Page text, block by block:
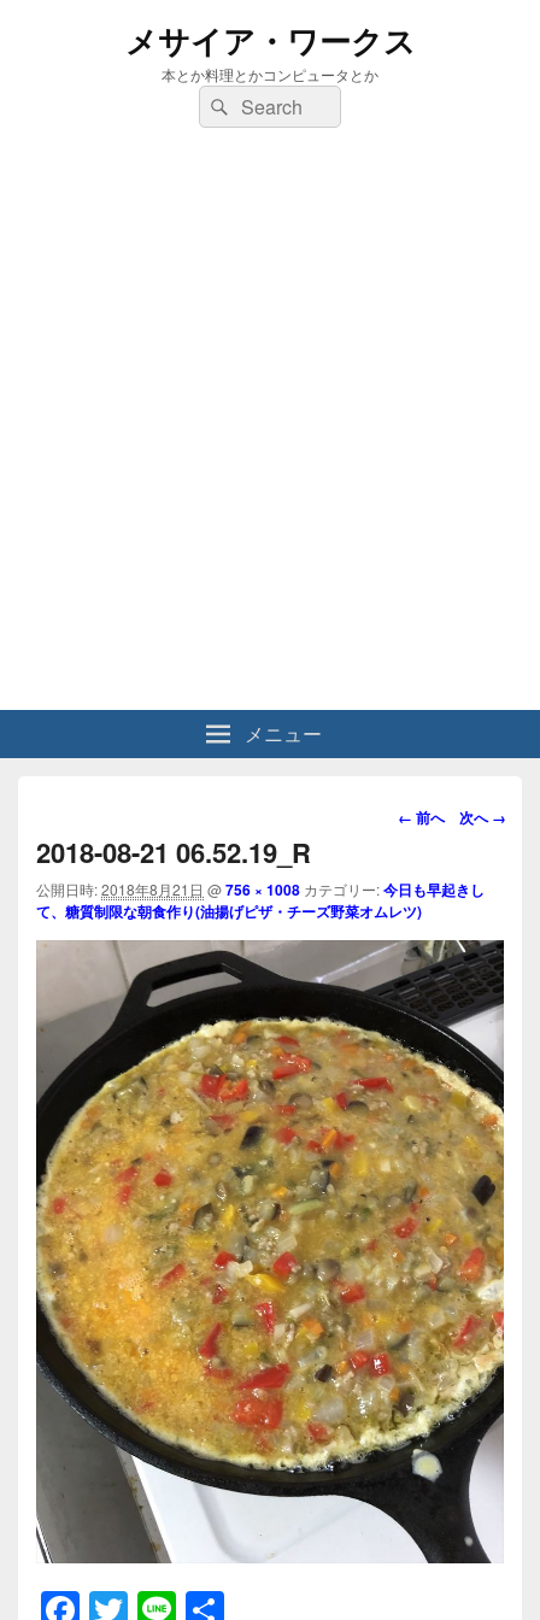
メサイア・ワークス
本とか料理とかコンピュータとか
検
索:
検
索
メニュー
画
ビ
ゲ
ー
シ
ョ
ン
← 前へ 次へ →
2018-08-21 06.52.19_R
公開日時:2018年8月21日 @756 × 1008 カテゴリー:今日も早起きし
て、糖質制限な朝食作り(油揚げピザ・チーズ野菜オムレツ)